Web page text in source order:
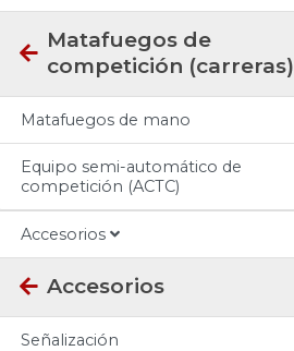
Matafuegos de
competición (carreras)
Matafuegos de mano
Equipo semi-automático de
competición (ACTC)
Accesorios
Accesorios
Señalización